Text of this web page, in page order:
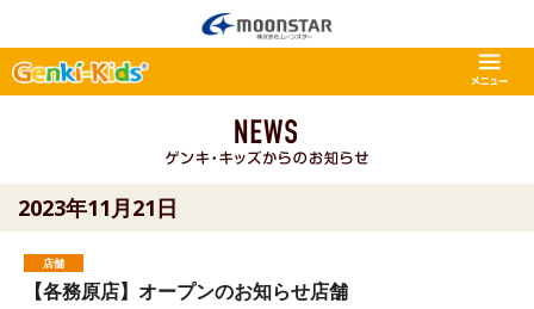
2023年11月21日
店舗
【各務原店】オープンのお知らせ店舗